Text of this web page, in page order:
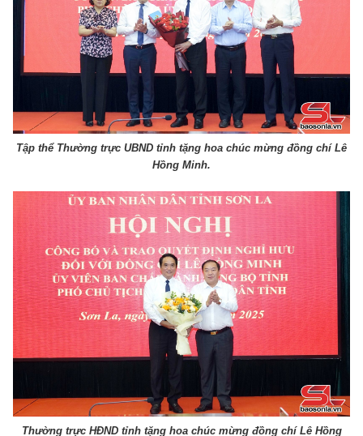
Tập thể Thường trực UBND tỉnh tặng hoa chúc mừng đồng chí Lê
Hồng Minh.
Thường trực HĐND tỉnh tặng hoa chúc mừng đồng chí Lê Hồng